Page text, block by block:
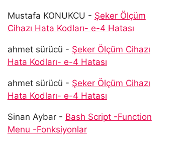
Mustafa KONUKCU - Şeker Ölçüm
Cihazı Hata Kodları- e-4 Hatası
ahmet sürücü - Şeker Ölçüm Cihazı
Hata Kodları- e-4 Hatası
ahmet sürücü - Şeker Ölçüm Cihazı
Hata Kodları- e-4 Hatası
Sinan Aybar- Bash Script -Function
Menu -Fonksiyonlar